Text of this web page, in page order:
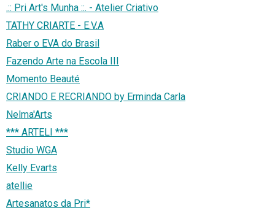
.:: Pri Art's Munha ::. - Atelier Criativo
TATHY CRIARTE - E.V.A
Raber o EVA do Brasil
Fazendo Arte na Escola III
Momento Beauté
CRIANDO E RECRIANDO by Erminda Carla
Nelma'Arts
*** ARTELI ***
Studio WGA
Kelly Evarts
atellie
Artesanatos da Pri*